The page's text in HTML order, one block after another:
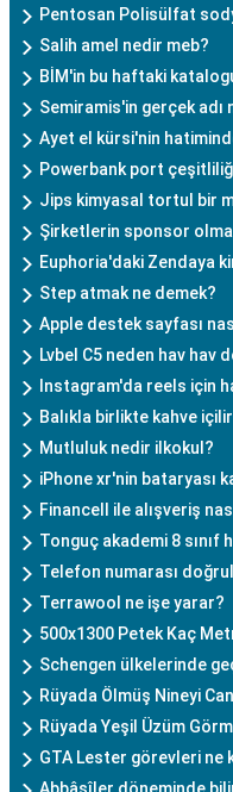
Pentosan Polisülfat
Salih amel nedir meb?
BİM'in bu haftaki
Semiramis'in gerçek adı
Ayet el kürsi'nin
Powerbank port
Jips kimyasal tortul bir
Şirketlerin sponsor
Euphoria'daki Zendaya
Step atmak ne demek?
Apple destek sayfası
Lvbel C5 neden hav hav
Instagram'da reels için
Balıkla birlikte kahve
Mutluluk nedir ilkokul?
iPhone xr'nin bataryası
Financell ile alışveriş
Tonguç akademi 8 sınıf
Telefon numarası
Terrawool ne işe yarar?
500x1300 Petek Kaç
Schengen ülkelerinde
Rüyada Ölmüş Nineyi
Rüyada Yeşil Üzüm
GTA Lester görevleri ne
Abbâsîler döneminde